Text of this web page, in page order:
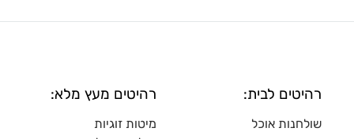
רהיטים לבית:
שולחנות אוכל
רהיטים מעץ מלא:
מיטות זוגיות